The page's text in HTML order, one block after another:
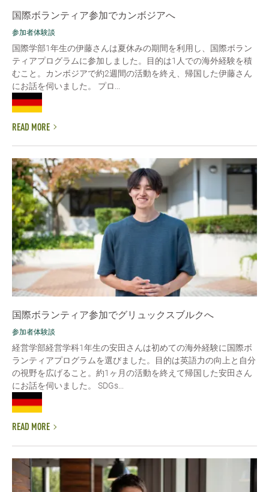
国際ボランティア参加でカンボジアへ
参加者体験談
国際学部1年生の伊藤さんは夏休みの期間を利用し、国際ボラン
ティアプログラムに参加しました。目的は1人での海外経験を積
むこと。カンボジアで約2週間の活動を終え、帰国した伊藤さん
にお話を伺いました。 プロ...
READ MORE
国際ボランティア参加でグリュックスブルクへ
参加者体験談
経営学部経営学科1年生の安田さんは初めての海外経験に国際ボ
ランティアプログラムを選びました。目的は英語力の向上と自分
の視野を広げること。約1ヶ月の活動を終えて帰国した安田さん
にお話を伺いました。 SDGs...
READ MORE